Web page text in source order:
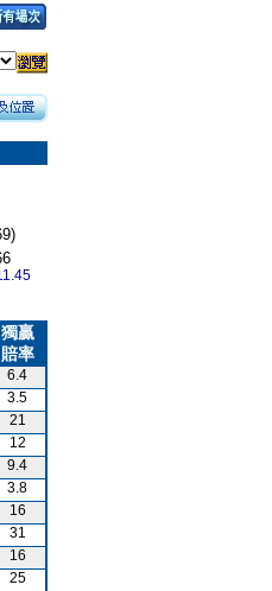
獨贏
賠率
6.4
3.5
21
12
9.4
3.8
16
31
16
25